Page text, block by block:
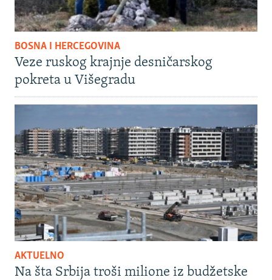
BOSNA I HERCEGOVINA
Veze ruskog krajnje desničarskog
pokreta u Višegradu
AKTUELNO
Na šta Srbija troši milione iz budžetske